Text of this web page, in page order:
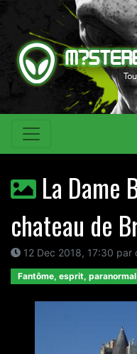
La Dame
chateau de
12 Dec 2018, 17:30
Fantôme, esprit, paranormal